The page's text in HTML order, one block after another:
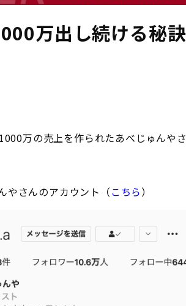
万出し続ける秘訣
万の売上を作られたあべじゅんや
やさんのアカウント（こちら）